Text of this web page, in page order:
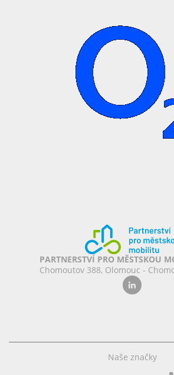
PARTNERSTVÍ PRO MĚSTSKOU
Chomoutov 388, Olomouc -
Naše značky